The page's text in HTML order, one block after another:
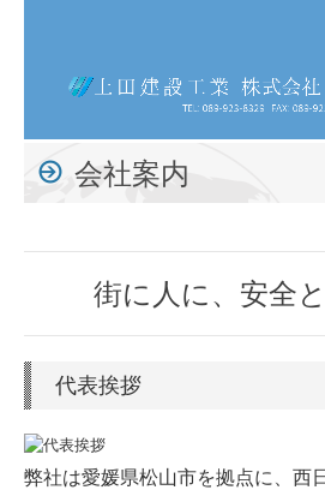
ホーム
耐火被覆工事
吹付けロックウール-
会社案内
街に人に、安全と
代表挨拶
弊社は愛媛県松山市を拠点に、西